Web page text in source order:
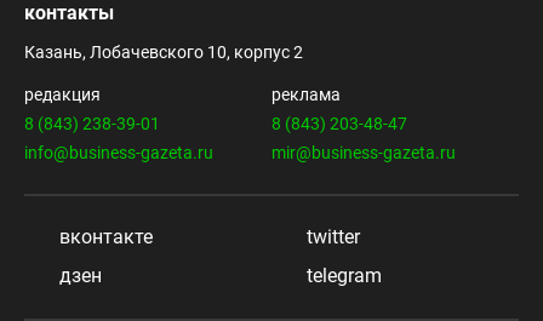
контакты
Казань, Лобачевского 10, корпус 2
редакция
8 (843) 238-39-01
info@business-gazeta.ru
реклама
8 (843) 203-48-47
mir@business-gazeta.ru
вконтакте
twitter
дзен
telegram